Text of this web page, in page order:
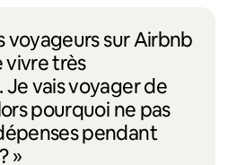
voyageurs sur Airbnb
très
vais voyager de
pourquoi ne pas
pendant
»